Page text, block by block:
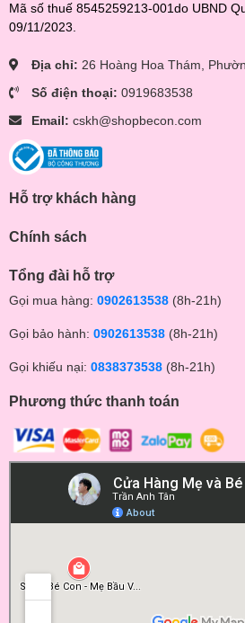
Mã số thuế 8545259213-001do UBND
09/11/2023.
Địa chỉ: 26 Hoàng Hoa Thám,
Số điện thoại: 0919683538
Email: cskh@shopbecon.com
Hỗ trợ khách hàng
Chính sách
Tổng đài hỗ trợ
Gọi mua hàng: 0902613538 (8h-21h)
Gọi bảo hành: 0902613538 (8h-21h)
Gọi khiếu nại: 0838373538 (8h-21h)
Phương thức thanh toán